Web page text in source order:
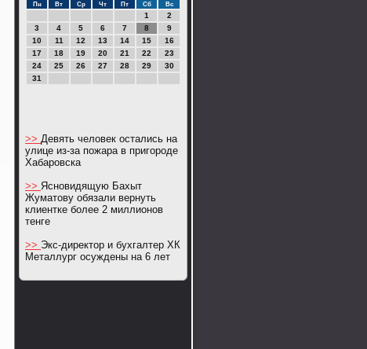
Пн Вт Ср Чт Пт Сб Вс
1
2
3
4 5 6 7 8
9
10
11 12 13 14 15
16
17
18 19 20 21 22
23
24
25 26 27 28 29
30
31
>> Девять человек остались на
улице из-за пожара в пригороде
Хабаровска
>> Ясновидящую Бахыт
Жуматову обязали вернуть
клиентке более 2 миллионов
тенге
>> Экс-директор и бухгалтер ХК
Металлург осуждены на 6 лет